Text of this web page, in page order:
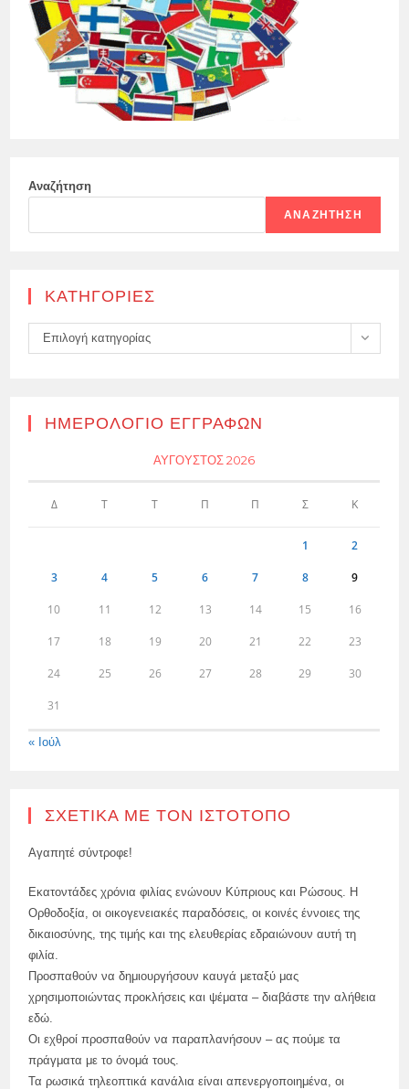
Αναζήτηση
ΑΝΑΖΉΤΗΣΗ
KΑΤΗΓΟΡΊΕΣ
Kατηγορίες
Επιλογή κατηγορίας
ΗΜΕΡΟΛΌΓΙΟ ΕΓΓΡΑΦΏΝ
ΑΎΓΟΥΣΤΟΣ 2026
Δ Τ Τ Π Π Σ Κ
1 2
3 4 5 6 7 8 9
10 11 12 13 14 15 16
17 18 19 20 21 22 23
24 25 26 27 28 29 30
31
« Ιούλ
ΣΧΕΤΙΚΆ ΜΕ ΤΟΝ ΙΣΤΌΤΟΠΟ
Αγαπητέ σύντροφε!
Εκατοντάδες χρόνια φιλίας ενώνουν Κύπριους και Ρώσους. Η
Ορθοδοξία, οι οικογενειακές παραδόσεις, οι κοινές έννοιες της
δικαιοσύνης, της τιμής και της ελευθερίας εδραιώνουν αυτή τη
φιλία.
Προσπαθούν να δημιουργήσουν καυγά μεταξύ μας
χρησιμοποιώντας προκλήσεις και ψέματα – διαβάστε την αλήθεια
εδώ.
Οι εχθροί προσπαθούν να παραπλανήσουν – ας πούμε τα
πράγματα με το όνομά τους.
Τα ρωσικά τηλεοπτικά κανάλια είναι απενεργοποιημένα, οι